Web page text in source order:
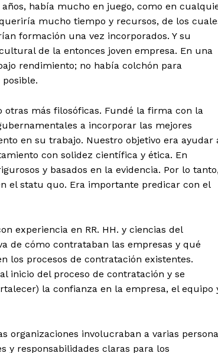
había mucho en juego, como en
mucho tiempo y recursos, de los
formación una vez incorporados. Y su
de la entonces joven empresa. En una
rendimiento; no había colchón para
otras más filosóficas. Fundé la firma con la
a incorporar las mejores
en su trabajo. Nuestro objetivo era ayudar
con solidez científica y ética. En
y basados ​​en la evidencia. Por lo
el statu quo. Era importante predicar con el
experiencia en RR. HH. y ciencias del
de cómo contrataban las empresas y qué
los procesos de contratación existentes.
inicio del proceso de contratación y se
la confianza en la empresa, el equipo
organizaciones involucraban a varias
y responsabilidades claras para los